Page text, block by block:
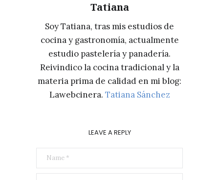
Tatiana
Soy Tatiana, tras mis estudios de
cocina y gastronomía, actualmente
estudio pastelería y panadería.
Reivindico la cocina tradicional y la
materia prima de calidad en mi blog:
Lawebcinera. Tatiana Sánchez
LEAVE A REPLY